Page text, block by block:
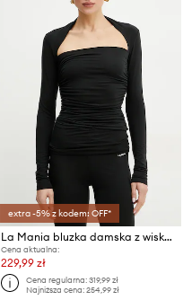
extra -5% z kodem: OFF*
La Mania bluzka damska z wiskozy
Cena aktualna:
229,99 zł
Cena regularna:319,99 zł
Najniższa cena:254,99 zł